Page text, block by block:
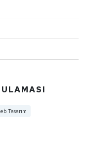
Tasarım